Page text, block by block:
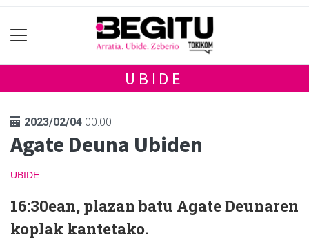
UBIDE
2023/02/04 00:00
Agate Deuna Ubiden
UBIDE
16:30ean, plazan batu Agate Deunaren
koplak kantetako.